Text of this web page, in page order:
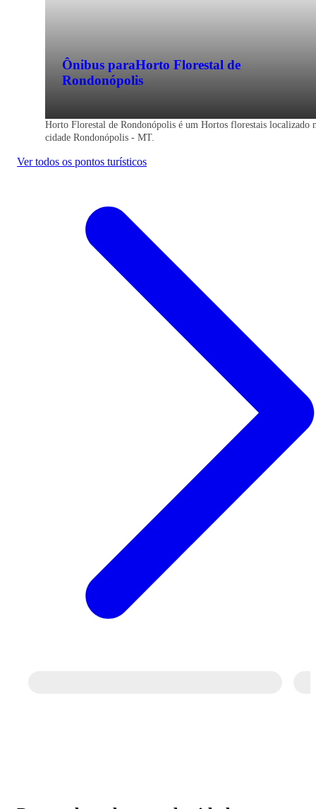
Ônibus paraHorto Florestal de
Rondonópolis
Horto Florestal de Rondonópolis é um Hortos florestais localizado
cidade Rondonópolis - MT.
Ver todos os pontos turísticos